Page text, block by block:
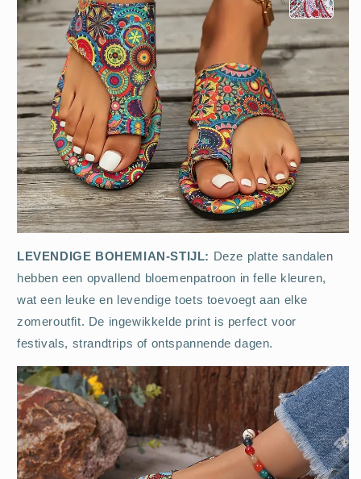
LEVENDIGE BOHEMIAN-STIJL: Deze platte sandalen
hebben een opvallend bloemenpatroon in felle kleuren,
wat een leuke en levendige toets toevoegt aan elke
zomeroutfit. De ingewikkelde print is perfect voor
festivals, strandtrips of ontspannende dagen.